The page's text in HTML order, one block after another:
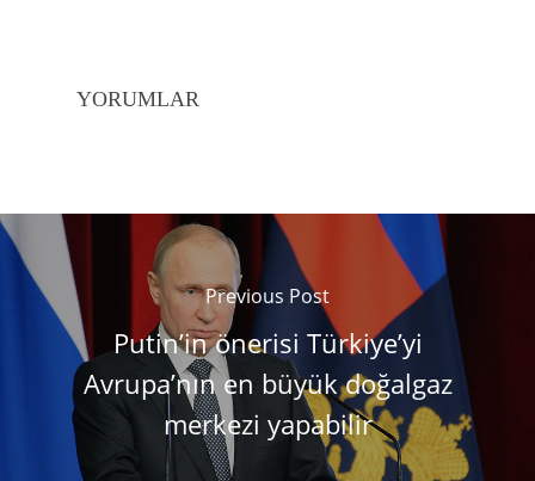
YORUMLAR
Previous Post
Putin’in önerisi Türkiye’yi
Avrupa’nın en büyük doğalgaz
merkezi yapabilir